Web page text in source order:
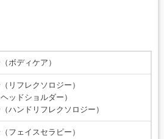
ボディケア）
リフレクソロジー）
ッドショルダー）
ハンドリフレクソロジー）
フェイスセラピー）